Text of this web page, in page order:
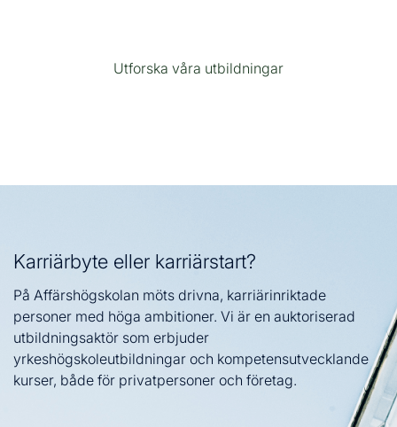
Utforska våra utbildningar
Karriärbyte eller karriärstart?
På Affärshögskolan möts drivna, karriärinriktade
personer med höga ambitioner. Vi är en auktoriserad
utbildningsaktör som erbjuder
yrkeshögskoleutbildningar och kompetensutvecklande
kurser, både för privatpersoner och företag.